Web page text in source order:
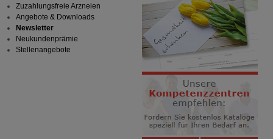
Zuzahlungsfreie Arzneien
Angebote & Downloads
Newsletter
Neukundenprämie
Stellenangebote